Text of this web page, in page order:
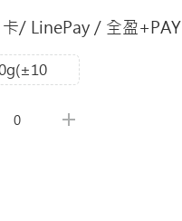
/ LinePay / 全盈+PAY